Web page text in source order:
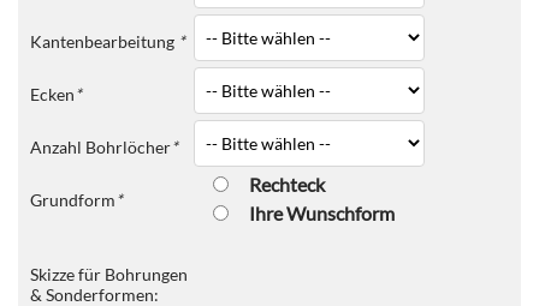
Kantenbearbeitung *
Ecken*
Anzahl Bohrlöcher*
Grundform*
Rechteck
Ihre Wunschform
Skizze für Bohrungen
& Sonderformen: